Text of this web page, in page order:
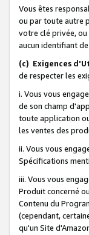
Vous êtes
ou par toute autre
votre clé privée, ou
aucun identifiant
(c) Exigences
de respecter les
i. Vous vous
de son champ
toute application
les ventes des
ii. Vous vous
Spécifications
iii. Vous vous
Produit concerné
Contenu du
(cependant,
qu'un Site